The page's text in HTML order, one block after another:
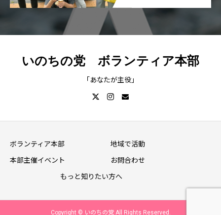
いのちの党 ボランティア本部
「あなたが主役」
ボランティア本部 地域で活動
本部主催イベント お問合わせ
もっと知りたい方へ
Copyright © いのちの党All Rights Reserved.